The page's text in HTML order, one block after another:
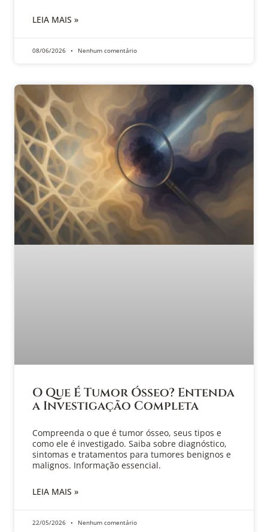
LEIA MAIS »
08/06/2026 Nenhum comentário
O Que É Tumor Ósseo? Entenda
a Investigação Completa
Compreenda o que é tumor ósseo, seus tipos e
como ele é investigado. Saiba sobre diagnóstico,
sintomas e tratamentos para tumores benignos e
malignos. Informação essencial.
LEIA MAIS »
22/05/2026 Nenhum comentário